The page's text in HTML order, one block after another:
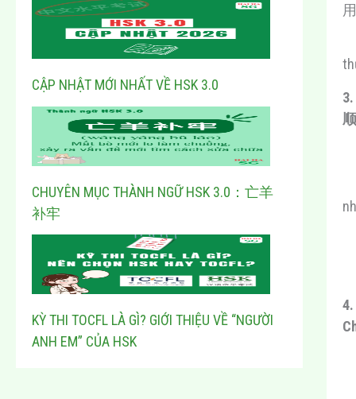
CẬP NHẬT MỚI NHẤT VỀ HSK 3.0
CHUYÊN MỤC THÀNH NGỮ HSK 3.0：亡羊
补牢
KỲ THI TOCFL LÀ GÌ? GIỚI THIỆU VỀ “NGƯỜI
ANH EM” CỦA HSK